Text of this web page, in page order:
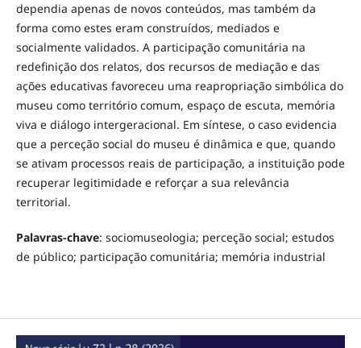
dependia apenas de novos conteúdos, mas também da
forma como estes eram construídos, mediados e
socialmente validados. A participação comunitária na
redefinição dos relatos, dos recursos de mediação e das
ações educativas favoreceu uma reapropriação simbólica do
museu como território comum, espaço de escuta, memória
viva e diálogo intergeracional. Em síntese, o caso evidencia
que a perceção social do museu é dinâmica e que, quando
se ativam processos reais de participação, a instituição pode
recuperar legitimidade e reforçar a sua relevância
territorial.
Palavras-chave: sociomuseologia; perceção social; estudos
de público; participação comunitária; memória industrial